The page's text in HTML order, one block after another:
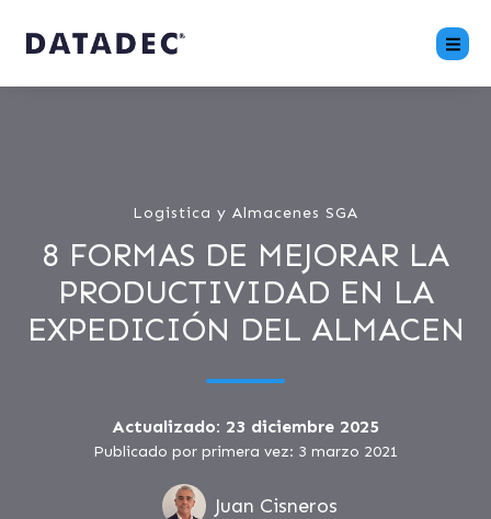
Logistica y Almacenes SGA
8 FORMAS DE MEJORAR LA
PRODUCTIVIDAD EN LA
EXPEDICIÓN DEL ALMACEN
Actualizado: 23 diciembre 2025
Publicado por primera vez: 3 marzo 2021
Juan Cisneros